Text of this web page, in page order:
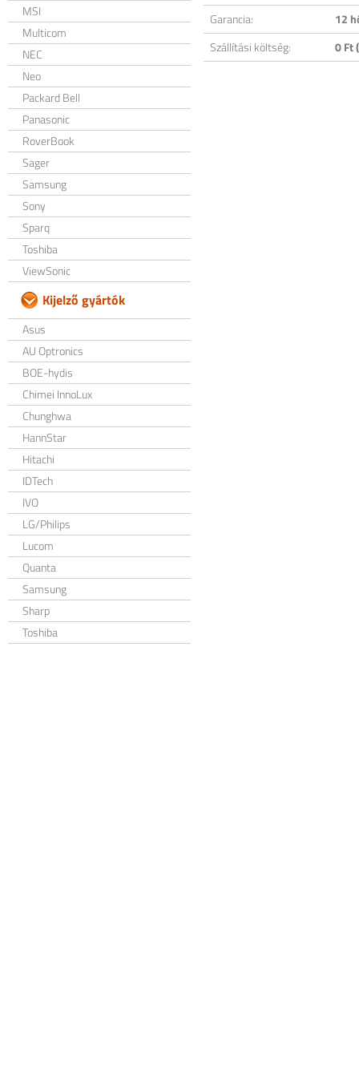
MSI
Multicom
NEC
Neo
Packard Bell
Panasonic
RoverBook
Sager
Samsung
Sony
Sparq
Toshiba
ViewSonic
Kijelző gyártók
Asus
AU Optronics
BOE-hydis
Chimei InnoLux
Chunghwa
HannStar
Hitachi
IDTech
IVO
LG/Philips
Lucom
Quanta
Samsung
Sharp
Toshiba
Garancia:
12
Szállítási költség:
0 Ft